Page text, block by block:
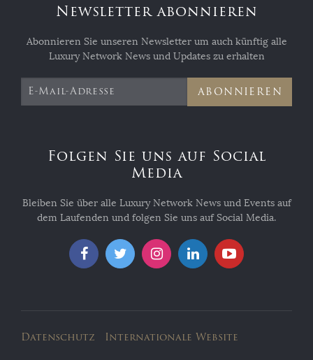
Newsletter abonnieren
Abonnieren Sie unseren Newsletter um auch künftig alle
Luxury Network News und Updates zu erhalten
ABONNIEREN
Folgen Sie uns auf Social
Media
Bleiben Sie über alle Luxury Network News und Events auf
dem Laufenden und folgen Sie uns auf Social Media.
Datenschutz Internationale Website